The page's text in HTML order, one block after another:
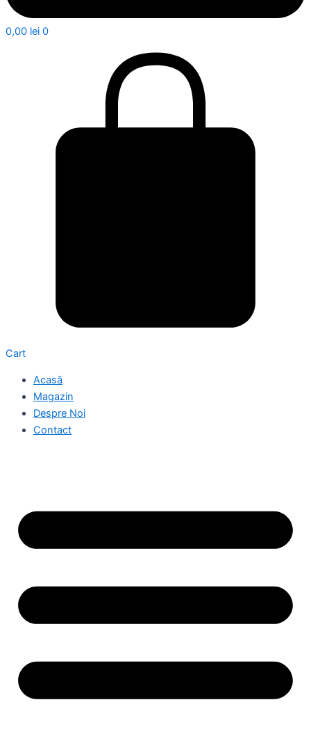
0,00 lei 0
Cart
Acasă
Magazin
Despre Noi
Contact